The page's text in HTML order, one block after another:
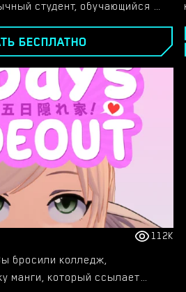
студент, обучающийся в
Вы встретились с
откажется снова вас избить,
с учителем женщин,
ваша первая школьная любовь
хулигана, которого вы
Ваш учитель и друг по
а первая любовь —
БЕСПЛАТНО
112K
бросили колледж,
манги, который ссылает